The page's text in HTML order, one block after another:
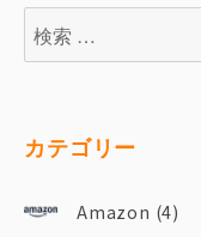
検
索:
カテゴリー
Amazon (4)